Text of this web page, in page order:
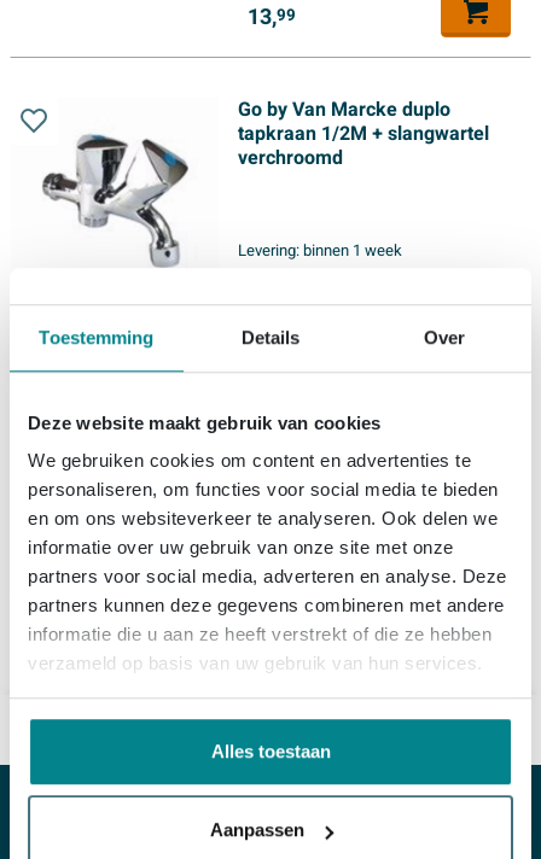
Toestemming Details Over
Deze website maakt gebruik van cookies
We gebruiken cookies om content en advertenties te
personaliseren, om functies voor social media te bieden
en om ons websiteverkeer te analyseren. Ook delen we
informatie over uw gebruik van onze site met onze
partners voor social media, adverteren en analyse. Deze
partners kunnen deze gegevens combineren met andere
informatie die u aan ze heeft verstrekt of die ze hebben
verzameld op basis van uw gebruik van hun services.
Alles toestaan
Aanpassen
13,99
Go by Van Marcke duplo
tapkraan 1/2M + slangwartel
verchroomd
Levering:binnen 1 week
27,99
Een uitgebreid assortiment Toebehoren was- en vaatwasmachine is bij Sawiday verkrijgbaar. Mocht je de gewenste Toebehoren was- en vaatwasmachine niet online aantreffen, stel je vraag over Toebehoren was- en vaatwasmachine dan bij onzeVerder lezen
BADKAMERS VOOR ELKE DAG
Veelgestelde vragen